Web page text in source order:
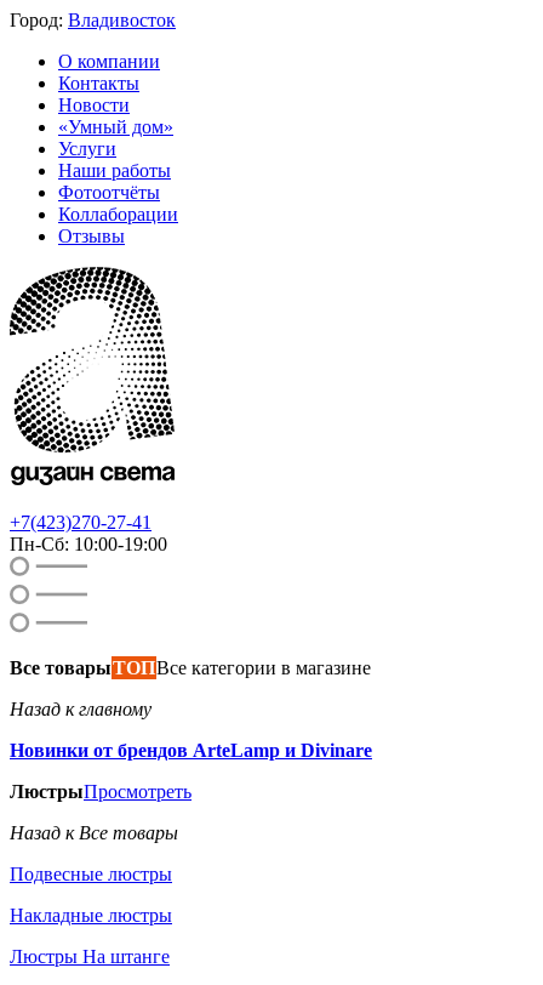
Город: Владивосток
О компании
Контакты
Новости
«Умный дом»
Услуги
Наши работы
Фотоотчёты
Коллаборации
Отзывы
+7(423)270-27-41
Пн-Сб: 10:00-19:00
Все товарыТОПВсе категории в магазине
Назад к главному
Новинки от брендов ArteLamp и Divinare
ЛюстрыПросмотреть
Назад к Все товары
Подвесные люстры
Накладные люстры
Люстры На штанге